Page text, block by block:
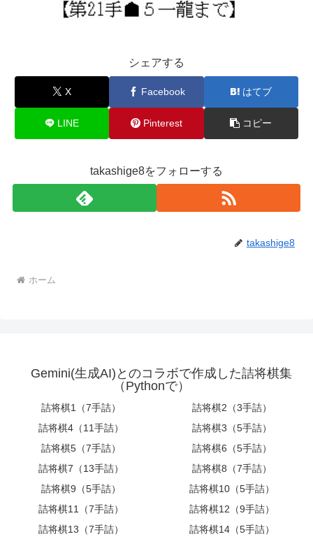
シェアする
X Facebook はてブ
LINE Pinterest コピー
takashige8をフォローする
takashige8
ホーム
Gemini(生成AI)とのコラボで作成した詰将棋集
（Pythonで）
詰将棋1（7手詰）
詰将棋2（3手詰）
詰将棋4（11手詰）
詰将棋3（5手詰）
詰将棋5（7手詰）
詰将棋6（5手詰）
詰将棋7（13手詰）
詰将棋8（7手詰）
詰将棋9（5手詰）
詰将棋10（5手詰）
詰将棋11（7手詰）
詰将棋12（9手詰）
詰将棋13（7手詰）
詰将棋14（5手詰）